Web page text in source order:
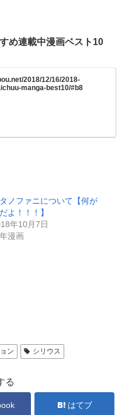
め連載中漫画ベスト10
2018/12/16/2018-
manga-best10/#b8
ノファニについて【何が
よ！！！】
年10月7日
漫画
ン シリウス
る
はてブ